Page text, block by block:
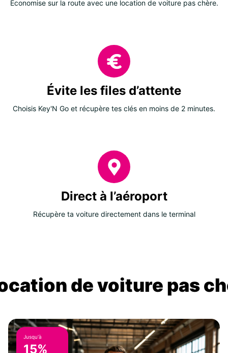
Économise sur la route avec une location de voiture pas chère.
Évite les files d’attente
Choisis Key'N Go et récupère tes clés en moins de 2 minutes.
Direct à l’aéroport
Récupère ta voiture directement dans le terminal
de voiture pas
Jusqu'à
15%